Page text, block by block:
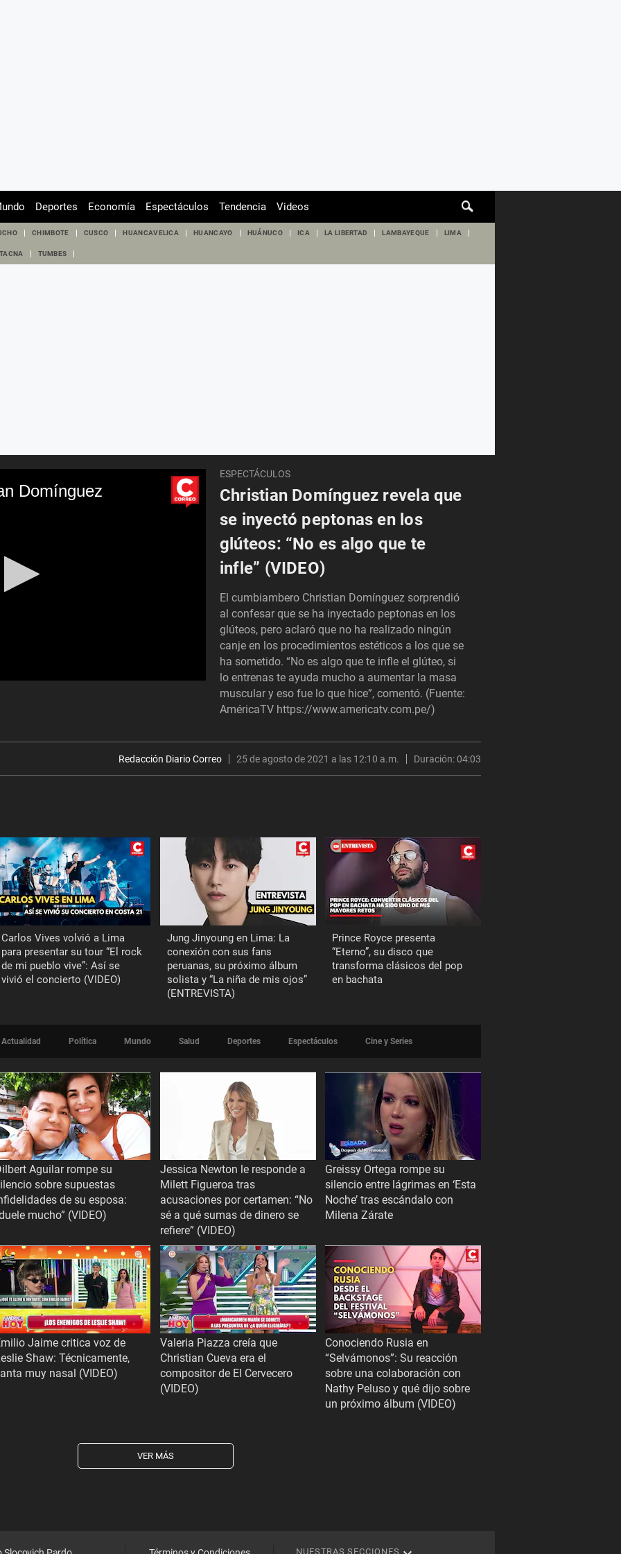
de
Deportes Economía Espectáculos Tendencia Videos
CHIMBOTE CUSCO HUANCAVELICA HUANCAYO HUÁNUCO ICA LA LIBERTAD LAMBAYEQUE LIMA
TACNA TUMBES
Domínguez
ESPECTÁCULOS
Christian Domínguez revela que
se inyectó peptonas en los
glúteos: “No es algo que te
infle” (VIDEO)
El cumbiambero Christian Domínguez sorprendió
al confesar que se ha inyectado peptonas en los
glúteos, pero aclaró que no ha realizado ningún
canje en los procedimientos estéticos a los que se
ha sometido. “No es algo que te infle el glúteo, si
lo entrenas te ayuda mucho a aumentar la masa
muscular y eso fue lo que hice”, comentó. (Fuente:
AméricaTV https://www.americatv.com.pe/)
Redacción Diario Correo 25 de agosto de 2021 a las 12:10 a.m. Duración:04:03
Carlos Vives volvió a Lima
para presentar su tour “El rock
de mi pueblo vive”: Así se
vivió el concierto (VIDEO)
Jung Jinyoung en Lima: La
conexión con sus fans
peruanas, su próximo álbum
solista y “La niña de mis ojos”
(ENTREVISTA)
Prince Royce presenta
“Eterno”, su disco que
transforma clásicos del pop
en bachata
Actualidad Política Mundo Salud Deportes Espectáculos Cine y Series
Aguilar rompe su
sobre supuestas
de su esposa:
mucho” (VIDEO)
Jessica Newton le responde a
Milett Figueroa tras
acusaciones por certamen: “No
sé a qué sumas de dinero se
refiere” (VIDEO)
Greissy Ortega rompe su
silencio entre lágrimas en ‘Esta
Noche’ tras escándalo con
Milena Zárate
Jaime critica voz de
Shaw: Técnicamente,
muy nasal (VIDEO)
Valeria Piazza creía que
Christian Cueva era el
compositor de El Cervecero
(VIDEO)
Conociendo Rusia en
“Selvámonos”: Su reacción
sobre una colaboración con
Nathy Peluso y qué dijo sobre
un próximo álbum (VIDEO)
VER MÁS
NUESTRAS SECCIONES